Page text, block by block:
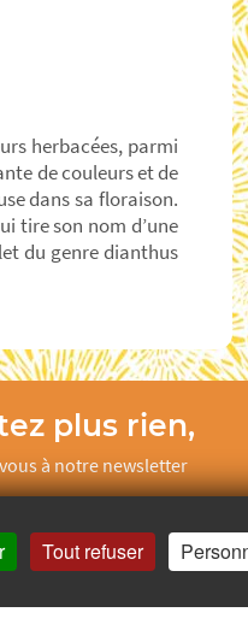
herbacées, parmi
de couleurs et de
dans sa floraison.
tire son nom d’une
du genre dianthus
plus rien,
à notre newsletter
Tout refuser